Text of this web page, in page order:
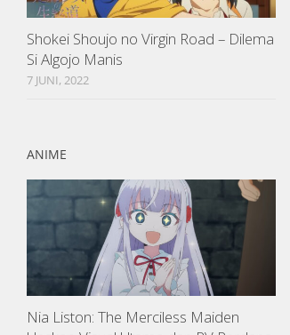
Shokei Shoujo no Virgin Road – Dilema
Si Algojo Manis
7 JUNI, 2022
ANIME
Nia Liston: The Merciless Maiden